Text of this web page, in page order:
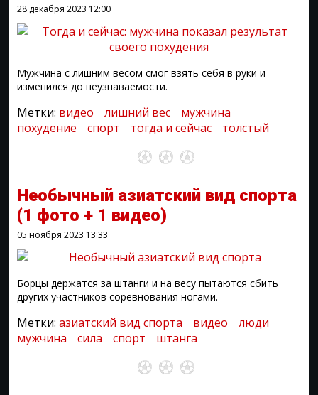
28 декабря 2023 12:00
Мужчина с лишним весом смог взять себя в руки и
изменился до неузнаваемости.
Метки: видео лишний вес
мужчина
похудение
спорт тогда и сейчас толстый
Необычный азиатский вид спорта
(1 фото + 1 видео)
05 ноября 2023 13:33
Борцы держатся за штанги и на весу пытаются сбить
других участников соревнования ногами.
Метки: азиатский вид спорта видео
люди
мужчина
сила спорт штанга